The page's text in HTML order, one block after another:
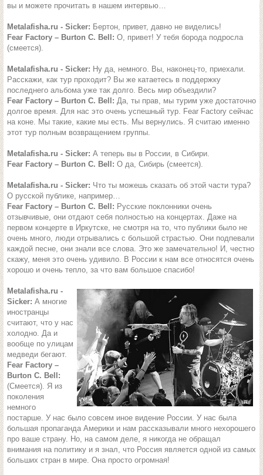
вы и можете прочитать в нашем интервью…
Metalafisha.ru - Sicker: Бертон, привет, давно не виделись!
Fear Factory – Burton C. Bell: О, привет! У тебя борода подросла
(смеется).
Metalafisha.ru - Sicker: Ну да, немного. Вы, наконец-то, приехали.
Расскажи, как тур проходит? Вы же катаетесь в поддержку
последнего альбома уже так долго. Весь мир объездили?
Fear Factory – Burton C. Bell: Да, ты прав, мы турим уже достаточно
долгое время. Для нас это очень успешный тур. Fear Factory сейчас
на коне. Мы такие, какие мы есть. Мы вернулись. Я считаю именно
этот тур полным возвращением группы.
Metalafisha.ru - Sicker: А теперь вы в России, в Сибири.
Fear Factory – Burton C. Bell: О да, Сибирь (смеется).
Metalafisha.ru - Sicker: Что ты можешь сказать об этой части тура?
О русской публике, например…
Fear Factory – Burton C. Bell: Русские поклонники очень
отзывчивые, они отдают себя полностью на концертах. Даже на
первом концерте в Иркутске, не смотря на то, что публики было не
очень много, люди отрывались с большой страстью. Они подпевали
каждой песне, они знали все слова. Это же замечательно! И, честно
скажу, меня это очень удивило. В России к нам все относятся очень
хорошо и очень тепло, за что вам большое спасибо!
Metalafisha.ru -
Sicker: А многие
иностранцы
считают, что у нас
холодно. Да и
вообще по улицам
медведи бегают.
Fear Factory –
Burton C. Bell:
(Смеется). Я из
поколения
немного
постарше. У нас было совсем иное видение России. У нас была
большая пропаганда Америки и нам рассказывали много нехорошего
про ваше страну. Но, на самом деле, я никогда не обращал
внимания на политику и я знал, что Россия является одной из самых
больших стран в мире. Она просто огромная!